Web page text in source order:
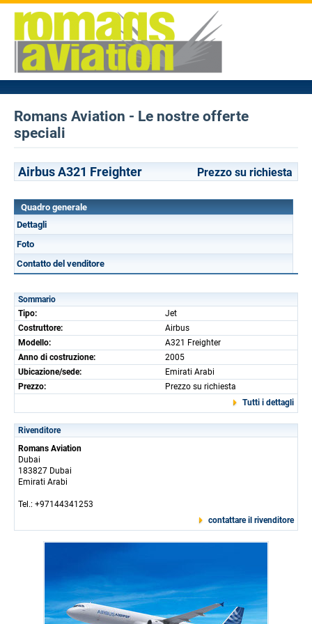
Romans Aviation - Le nostre offerte
speciali
Airbus A321 Freighter Prezzo su richiesta
Quadro generale
Dettagli
Foto
Contatto del venditore
Sommario
Tipo:
Jet
Costruttore:
Airbus
Modello:
A321 Freighter
Anno di costruzione:
2005
Ubicazione/sede:
Emirati Arabi
Prezzo:
Prezzo su richiesta
Tutti i dettagli
Rivenditore
Romans Aviation
Dubai
183827 Dubai
Emirati Arabi
Tel.: +97144341253
contattare il rivenditore